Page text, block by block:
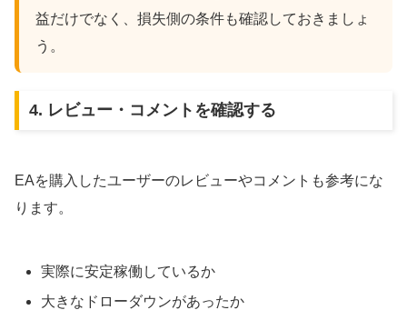
益だけでなく、損失側の条件も確認しておきましょ
う。
4. レビュー・コメントを確認する
EAを購入したユーザーのレビューやコメントも参考にな
ります。
実際に安定稼働しているか
大きなドローダウンがあったか